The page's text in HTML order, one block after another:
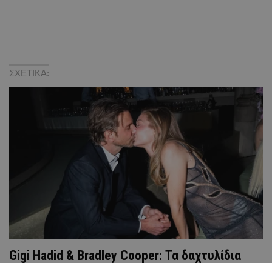
ΣΧΕΤΙΚΑ:
Gigi Hadid & Bradley Cooper: Τα δαχτυλίδια